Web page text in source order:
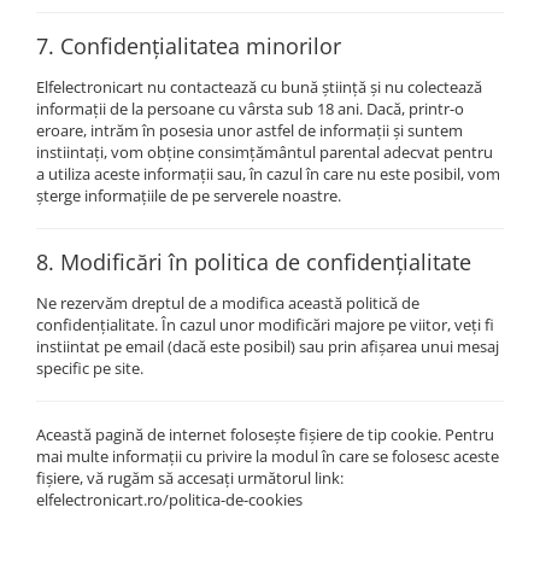
7. Confidențialitatea minorilor
Elfelectronicart nu contactează cu bună știință și nu colectează
informații de la persoane cu vârsta sub 18 ani. Dacă, printr-o
eroare, intrăm în posesia unor astfel de informații și suntem
instiintați, vom obține consimțământul parental adecvat pentru
a utiliza aceste informații sau, în cazul în care nu este posibil, vom
șterge informațiile de pe serverele noastre.
8. Modificări în politica de confidențialitate
Ne rezervăm dreptul de a modifica această politică de
confidențialitate. În cazul unor modificări majore pe viitor, veți fi
instiintat pe email (dacă este posibil) sau prin afișarea unui mesaj
specific pe site.
Această pagină de internet folosește fișiere de tip cookie. Pentru
mai multe informații cu privire la modul în care se folosesc aceste
fișiere, vă rugăm să accesați următorul link:
elfelectronicart.ro/politica-de-cookies